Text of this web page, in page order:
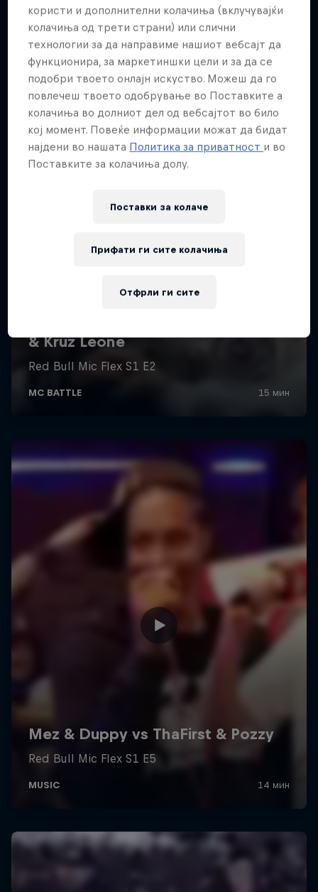
Повеќе слична содржина
користи и дополнителни колачиња (вклучувајќи
колачиња од трети страни) или слични
технологии за да направиме нашиот вебсајт да
функционира, за маркетиншки цели и за да се
подобри твоето онлајн искуство. Можеш да го
повлечеш твоето одобрување во Поставките а
колачиња во долниот дел од вебсајтот во било
кој момент. Повеќе информации можат да бидат
најдени во нашата Политика за приватност и во
Поставките за колачиња долу.
Поставки за колачe
Отфрли ги сите
Прифати ги сите колачиња